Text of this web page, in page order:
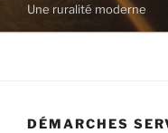
Une ruralité moderne
DÉMARCHES